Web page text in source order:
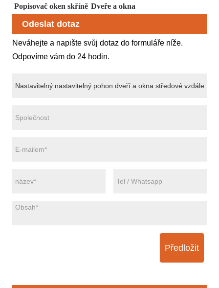
Popisovač oken skříně Dveře a okna
Odeslat dotaz
Neváhejte a napište svůj dotaz do formuláře níže.
Odpovíme vám do 24 hodin.
Předložit